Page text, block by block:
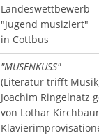
Landeswettbewerb
"Jugend musiziert"
in Cottbus
"MUSENKUSS"
(Literatur trifft
Joachim Ringelnatz
von Lothar